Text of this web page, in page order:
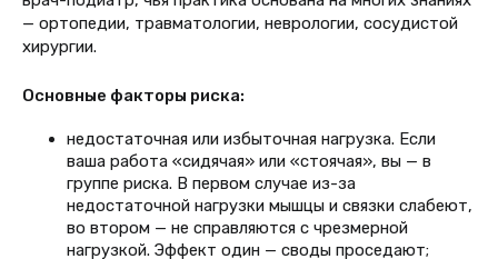
— ортопедии, травматологии, неврологии, сосудистой
хирургии.
Основные факторы риска:
недостаточная или избыточная нагрузка. Если
ваша работа «сидячая» или «стоячая», вы — в
группе риска. В первом случае из-за
недостаточной нагрузки мышцы и связки слабеют,
во втором — не справляются с чрезмерной
нагрузкой. Эффект один — своды проседают;